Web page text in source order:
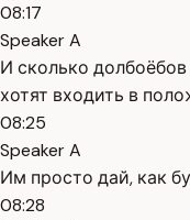
08:17
Speaker A
И сколько
хотят входить в
08:25
Speaker A
Им просто дай, как
08:28